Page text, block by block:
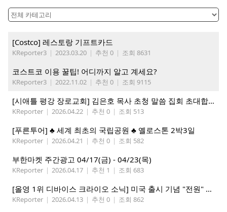
[Costco] 레스토랑 기프트카드
KReporter3 | 2023.03.20 | 추천 0 | 조회 8631
코스트코 이용 꿀팁! 어디까지 알고 계세요?
KReporter3 | 2022.11.02 | 추천 0 | 조회 9115
[시애틀 평강 장로교회] 김은호 목사 초청 말씀 집회 초대합니다 5/3-5
KReporter | 2026.04.22 | 추천 0 | 조회 513
[푸른투어] ♣ 세계 최초의 국립공원 ♣ 옐로스톤 2박3일
KReporter | 2026.04.21 | 추천 0 | 조회 582
부한마켓 주간광고 04/17(금) - 04/23(목)
KReporter | 2026.04.17 | 추천 1 | 조회 683
[올영 1위 디바이스 크라이오 소닉] 미국 출시 기념 "전원" 증정 이벤트, 참여 부탁드립니다.
KReporter | 2026.04.13 | 추천 0 | 조회 862